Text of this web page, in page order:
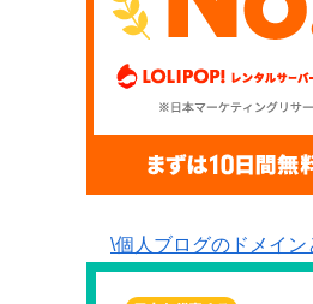
\個人ブログのドメイン